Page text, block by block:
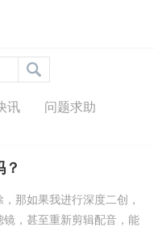
讯 问题求助
那如果我进行深度二创，
，甚至重新剪辑配音，能